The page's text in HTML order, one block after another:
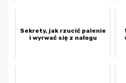
Sekrety, jak rzucić palenie
i wyrwać się z nałogu